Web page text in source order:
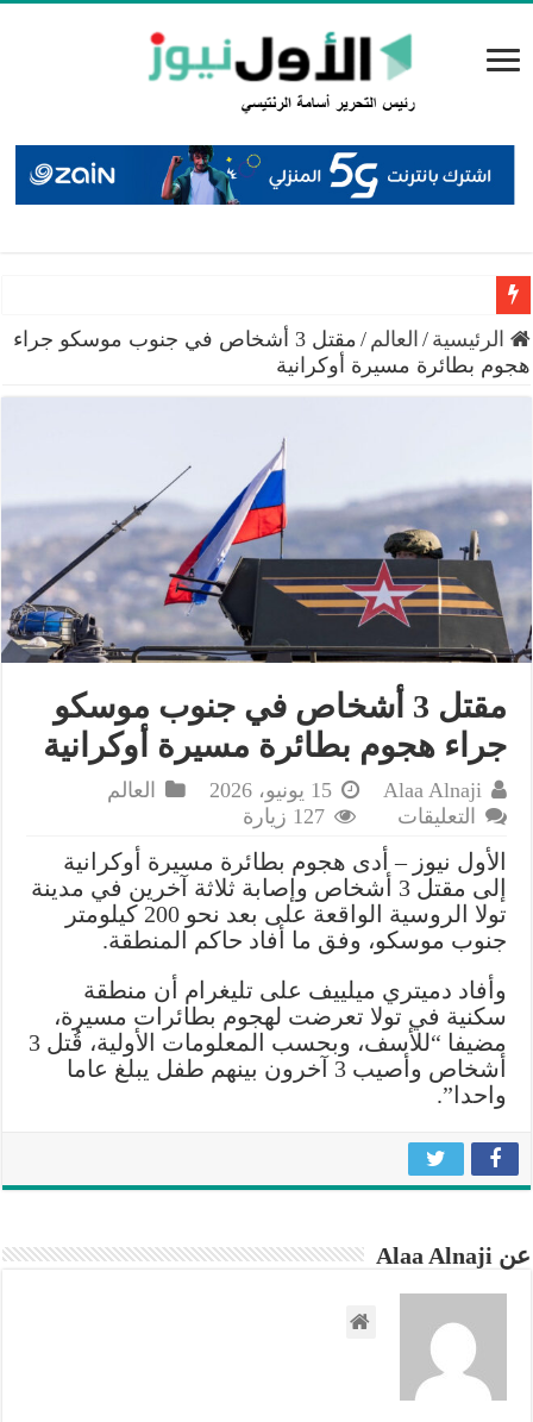
سميرات: افتتاح “منصة الشمال” يجسد التزام الوزارة
الرئيسية / العالم /
مقتل 3 أشخاص في جنوب موسكو جراء
هجوم بطائرة مسيرة أوكرانية
مقتل 3 أشخاص في جنوب موسكو
جراء هجوم بطائرة مسيرة أوكرانية
Alaa Alnaji 15 يونيو، 2026
العالم
التعليقات
مقتل
3
أشخاص
في
جنوب
جراء
هجوم
بطائرة
مسيرة
127 زيارة
الأول نيوز – أدى هجوم بطائرة مسيرة أوكرانية
إلى مقتل 3 أشخاص وإصابة ثلاثة آخرين في مدينة
تولا الروسية الواقعة على بعد نحو 200 كيلومتر
جنوب موسكو، وفق ما أفاد حاكم المنطقة.
وأفاد دميتري ميلييف على تليغرام أن منطقة
سكنية في تولا تعرضت لهجوم بطائرات مسيرة،
مضيفا “للأسف، وبحسب المعلومات الأولية، قُتل 3
أشخاص وأصيب 3 آخرون بينهم طفل يبلغ عاما
واحدا”.
عن Alaa Alnaji